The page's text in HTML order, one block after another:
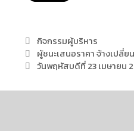
กิจกรรมผู้บริหาร
ผู้ชนะเสนอราคา จ้างเปลี่
วันพฤหัสบดีที่ 23 เมษายน